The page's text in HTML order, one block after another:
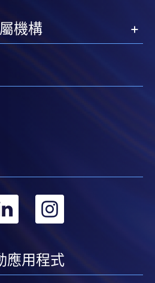
課程內其他單元
歷頒授課程及其他單元或繳
網上服務，如學員就讀的課
」(PPS) (不適用於手機)、
Alipay) 或 「轉數快」(FPS)
機構
轉
linkedin
應用程式